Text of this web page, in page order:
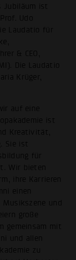
Jubiläum ist
Udo
Laudatio für
& CEO,
Die Laudatio
Krüger,
auf eine
ist
Kreativität,
Sie ist
für
Wir bieten
ihre Karrieren
einen
und
große
gemeinsam mit
und allen
zu